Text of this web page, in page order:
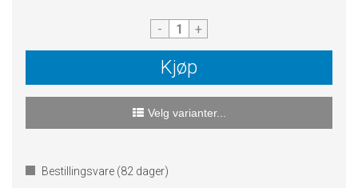
- +
Kjøp
Velg varianter...
Bestillingsvare (82 dager)